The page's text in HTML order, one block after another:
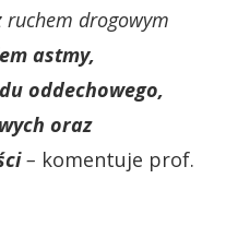
ruchem drogowym
astmy,
oddechowego,
oraz
– komentuje prof.